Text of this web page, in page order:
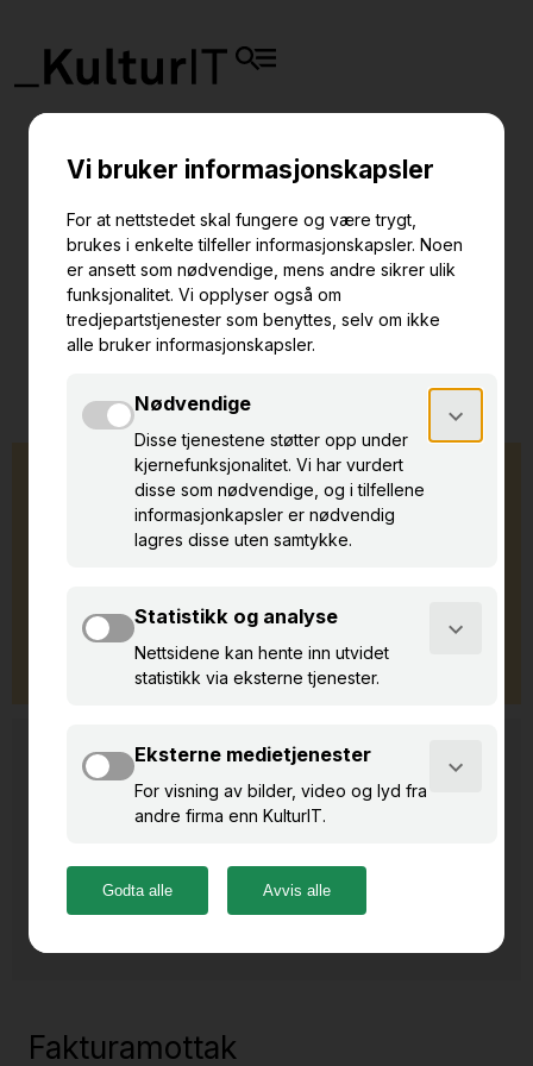
post@kulturit.org
Telefon +47 909 93 000
Vi har åpent alle hverdager mellom 08.00 og 16.00
Stengt: Helligdager i forbindelse med påske, pinse og jul,
samt 1. og 17. mai
Brukerstøtte
Kontaktpersoner
Fakturamottak